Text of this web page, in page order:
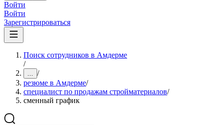
Войти
Войти
Зарегистрироваться
Поиск сотрудников в Амдерме
/
... /
резюме в Амдерме/
специалист по продажам стройматериалов/
сменный график